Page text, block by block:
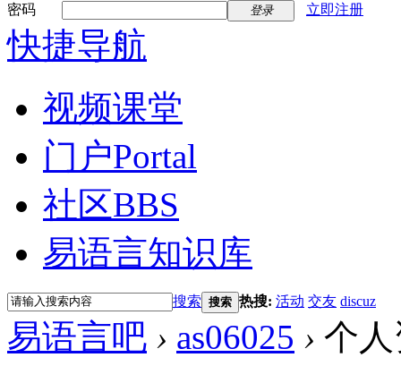
密码
登录 立即注册
快捷导航
视频课堂
门户Portal
社区BBS
易语言知识库
搜索 搜索 热搜: 活动 交友 discuz
易语言吧 › as06025 › 个